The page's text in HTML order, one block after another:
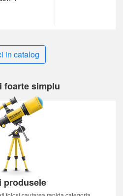
in catalog
foarte simplu
produsele